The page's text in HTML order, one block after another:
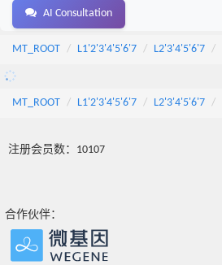
AI Consultation
MT_ROOT L1'2'3'4'5'6'7 L2'3'4'5'6'7
MT_ROOT L1'2'3'4'5'6'7 L2'3'4'5'6'7
注册会员数：10107
合作伙伴：